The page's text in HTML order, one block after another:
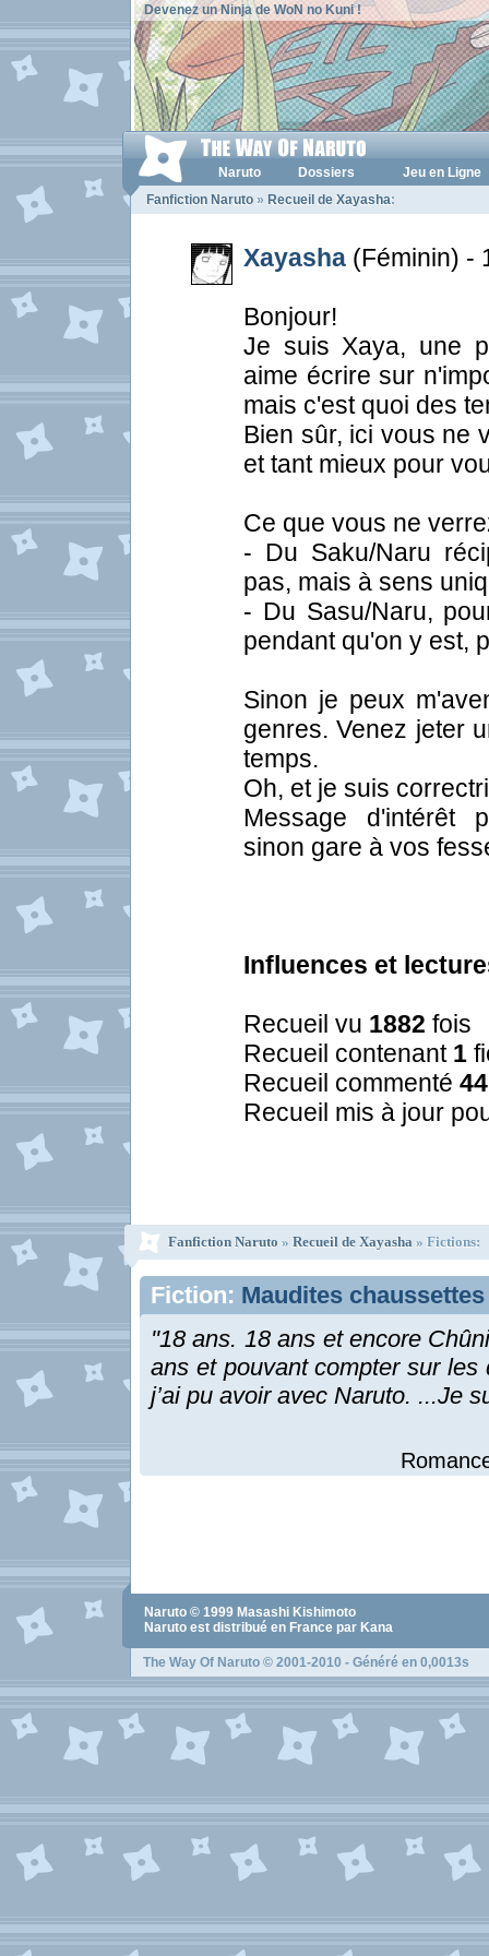
Devenez un Ninja de WoN no Kuni !
Naruto Dossiers
Jeu en Ligne
Fanfiction Naruto » Recueil de Xayasha:
Xayasha (Féminin) -
Bonjour!
Je suis Xaya, une
aime écrire sur
mais c'est quoi des
Bien sûr, ici vous ne
et tant mieux pour
Ce que vous ne
- Du Saku/Naru
pas, mais à sens
- Du Sasu/Naru,
pendant qu'on y est,
Sinon je peux
genres. Venez jeter
temps.
Oh, et je suis
Message d'intérêt
sinon gare à vos
Influences et
Recueil vu 1882 fois
Recueil contenant 1
Recueil commenté 44
Recueil mis à jour
Fanfiction Naruto » Recueil de Xayasha » Fictions:
Fiction: Maudites chaussettes
''18 ans. 18 ans et encore
ans et pouvant compter sur
j’ai pu avoir avec Naruto. ...Je
Naruto © 1999 Masashi Kishimoto
Naruto est distribué en France par Kana
The Way Of Naruto © 2001-2010 - Généré en 0,0013s